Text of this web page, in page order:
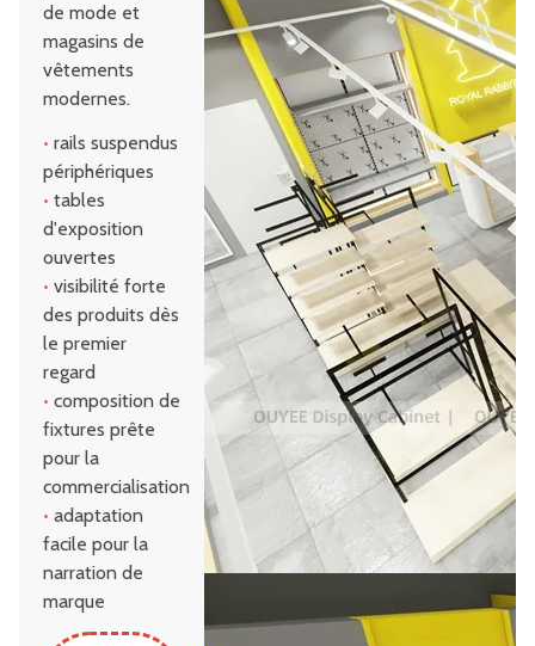
de mode et
magasins de
vêtements
modernes.
• rails suspendus
périphériques
• tables
d'exposition
ouvertes
• visibilité forte
des produits dès
le premier
regard
• composition de
fixtures prête
pour la
commercialisation
• adaptation
facile pour la
narration de
marque